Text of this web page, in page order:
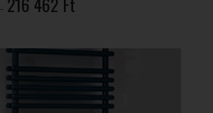
–
138
-
462 Ft